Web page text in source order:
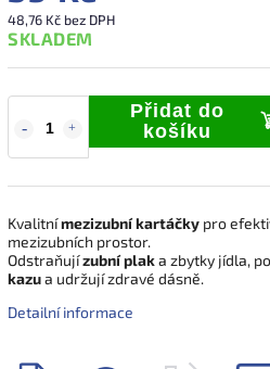
48,76 Kč bez DPH
SKLADEM
Přidat do
košíku
Kvalitnímezizubní kartáčky pro
mezizubních prostor.
Odstraňujízubní plaka zbytky jídla,
kazua udržují zdravé dásně.
Detailní informace